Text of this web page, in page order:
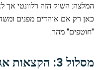
המלצה: השוק הזה רלוונטי אך
כאן רק אם אוהדים מפנים
"חוטפים" מהר.
מסלול 3: הקצאות אגודות אוהדים